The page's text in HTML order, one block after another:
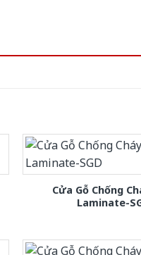
Cửa Gỗ Chống
Laminate-